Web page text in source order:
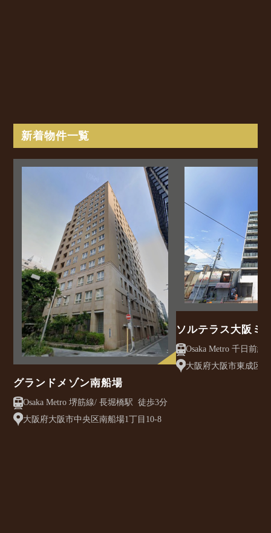
新着物件一覧
グランドメゾン南船場
Osaka Metro 堺筋線/ 長堀橋駅 徒歩3分
大阪府大阪市中央区南船場1丁目10-8
ソルテラス大阪ミ
クレアスト
大阪府大阪市東成区